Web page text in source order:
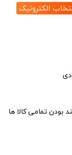
الکترونیک
بودن تمامی کالا ها